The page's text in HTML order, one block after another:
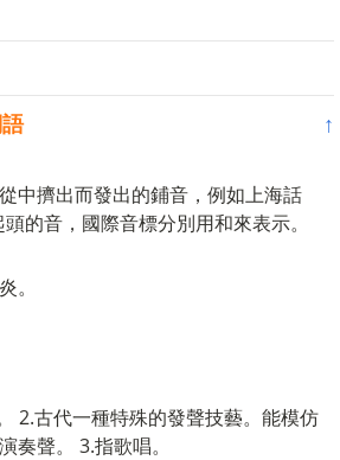
↑
中擠出而發出的鋪音，例如上海話
頭的音，國際音標分別用和來表示。
。
2.古代一種特殊的發聲技藝。能模仿
奏聲。 3.指歌唱。